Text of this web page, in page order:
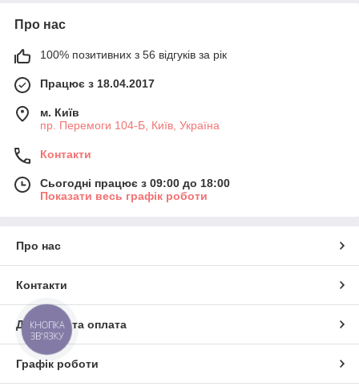
Про нас
100% позитивних з 56 відгуків за рік
Працює з 18.04.2017
м. Київ
пр. Перемоги 104-Б, Київ, Україна
Контакти
Сьогодні працює з 09:00 до 18:00
Показати весь графік роботи
Про нас
Контакти
Доставка та оплата
Графік роботи
КНОПКА
ЗВ'ЯЗКУ